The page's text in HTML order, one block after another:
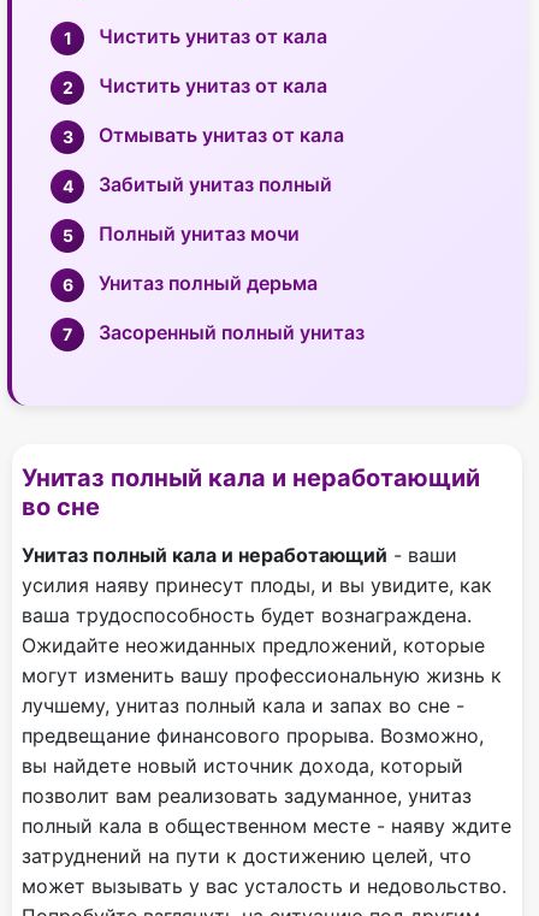
Чистить унитаз от кала
Чистить унитаз от кала
Отмывать унитаз от кала
Забитый унитаз полный
Полный унитаз мочи
Унитаз полный дерьма
Засоренный полный унитаз
Унитаз полный кала и неработающий
во сне
Унитаз полный кала и неработающий - ваши
усилия наяву принесут плоды, и вы увидите, как
ваша трудоспособность будет вознаграждена.
Ожидайте неожиданных предложений, которые
могут изменить вашу профессиональную жизнь к
лучшему, унитаз полный кала и запах во сне -
предвещание финансового прорыва. Возможно,
вы найдете новый источник дохода, который
позволит вам реализовать задуманное, унитаз
полный кала в общественном месте - наяву ждите
затруднений на пути к достижению целей, что
может вызывать у вас усталость и недовольство.